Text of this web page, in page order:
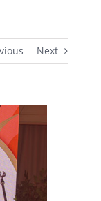
Next